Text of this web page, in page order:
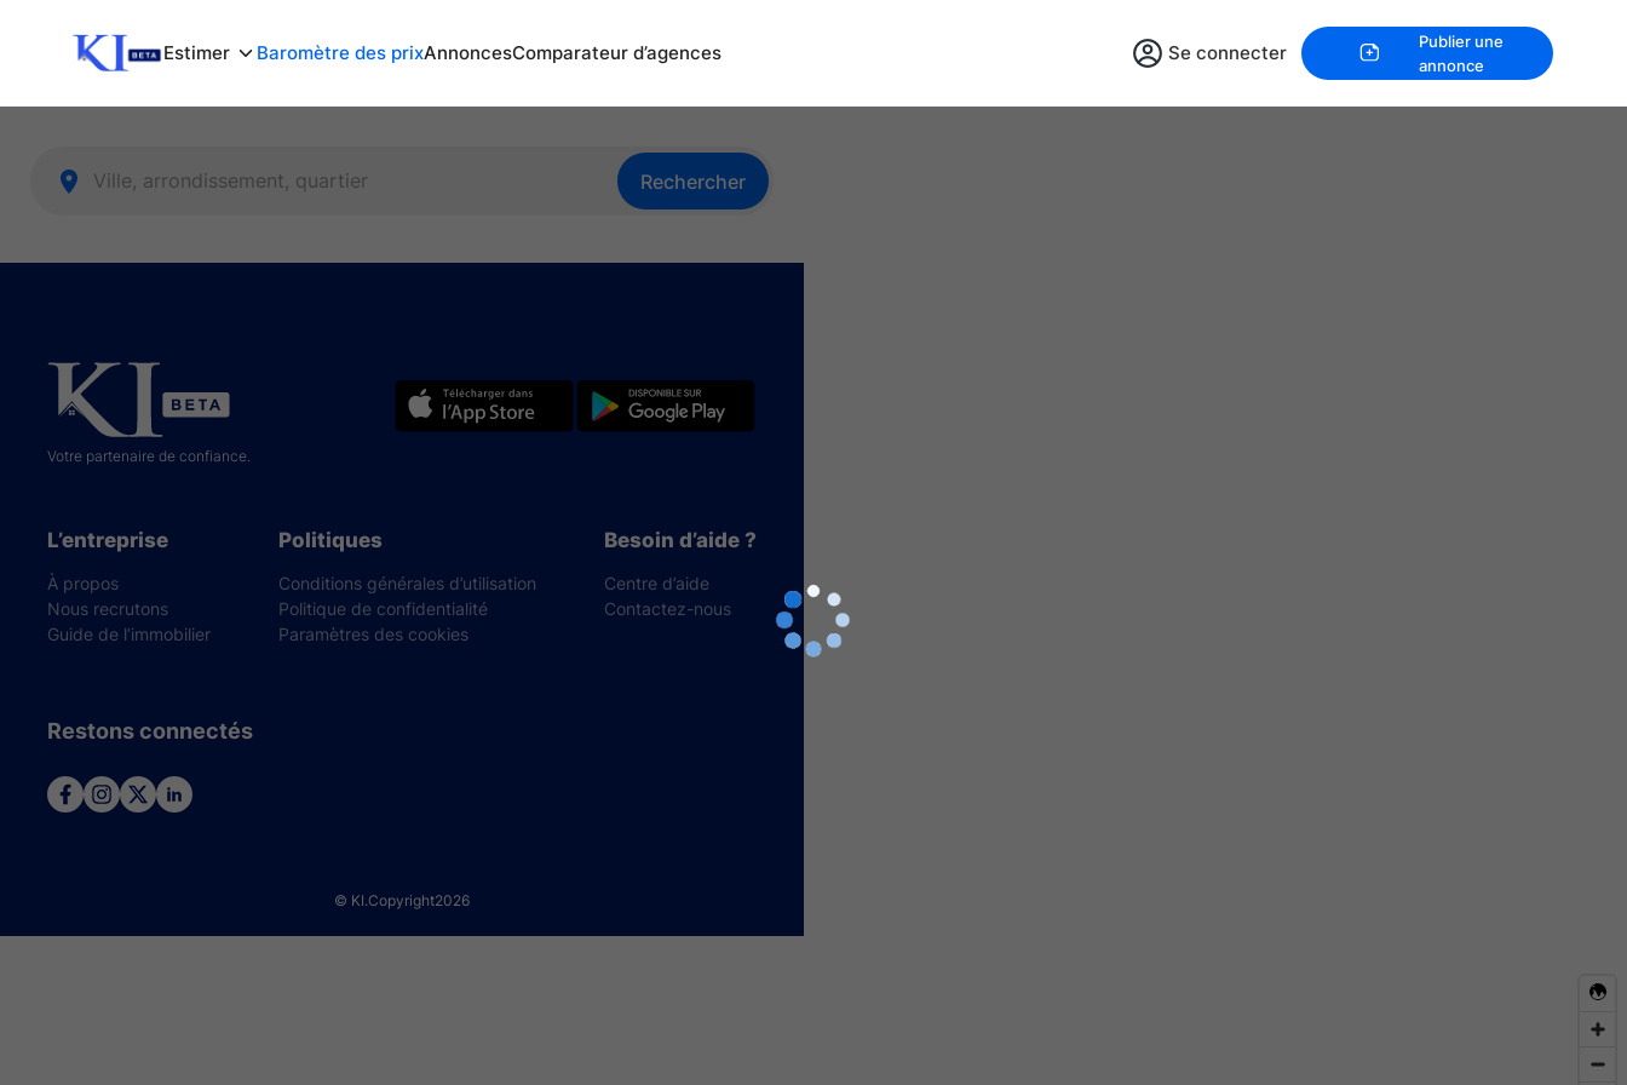
Estimer Baromètre des prixAnnoncesComparateur d’agences Se connecter
Publier une
annonce
Rechercher
Votre partenaire de confiance.
L’entreprise
À propos
Nous recrutons
Guide de l’immobilier
Politiques
Conditions générales d’utilisation
Politique de confidentialité
Paramètres des cookies
Besoin d’aide ?
Centre d’aide
Contactez-nous
Restons connectés
© KI.Copyright2026